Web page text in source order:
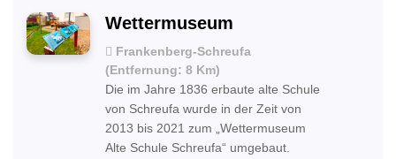
Wettermuseum
Frankenberg-Schreufa
(Entfernung: 8 Km)
Die im Jahre 1836 erbaute alte Schule
von Schreufa wurde in der Zeit von
2013 bis 2021 zum „Wettermuseum
Alte Schule Schreufa“ umgebaut.